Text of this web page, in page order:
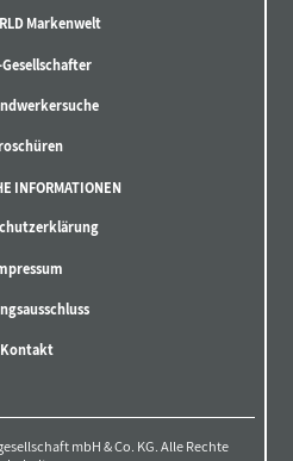
Markenwelt
Gesellschafter
INFORMATIONEN
Kontakt
mbH & Co. KG. Alle Rechte